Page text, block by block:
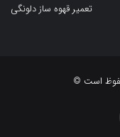
تعمیر قهوه ساز دلونگی